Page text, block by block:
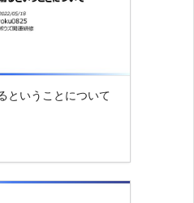
ということについて